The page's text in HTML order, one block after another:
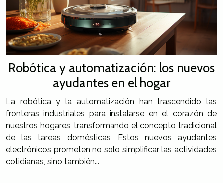
Robótica y automatización: los nuevos
ayudantes en el hogar
La robótica y la automatización han trascendido las
fronteras industriales para instalarse en el corazón de
nuestros hogares, transformando el concepto tradicional
de las tareas domésticas. Estos nuevos ayudantes
electrónicos prometen no solo simplificar las actividades
cotidianas, sino también...